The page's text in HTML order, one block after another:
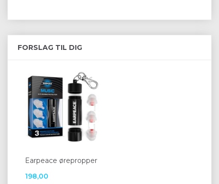
FORSLAG TIL DIG
Earpeace ørepropper
198,00